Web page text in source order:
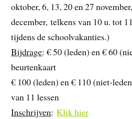
oktober, 6, 13, 20 en 27
december, telkens van 10 u. tot
tijdens de schoolvakanties.)
Bijdrage: € 50 (leden) en € 60
beurtenkaart
€ 100 (leden) en € 110 (niet-
van 11 lessen
Inschrijven:Klik hier